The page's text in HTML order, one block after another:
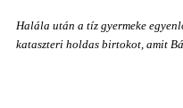
Halála után a tíz gyermeke
kataszteri holdas birtokot, amit